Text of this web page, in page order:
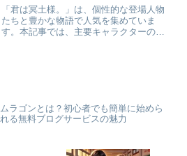
「君は冥土様。」は、個性的な登場人物
たちと豊かな物語で人気を集めていま
す。本記事では、主要キャラクターの
ムラゴンとは？初心者でも簡単に始めら
れる無料ブログサービスの魅力